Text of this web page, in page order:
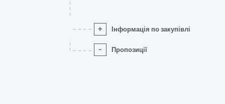
+ Інформація по закупівлі
- Пропозиції